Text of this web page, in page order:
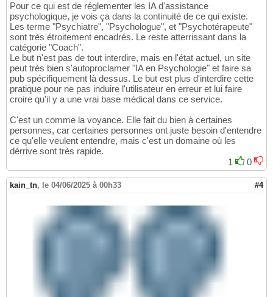
Pour ce qui est de réglementer les IA d'assistance
psychologique, je vois ça dans la continuité de ce qui existe.
Les terme "Psychiatre", "Psychologue", et "Psychotérapeute"
sont très étroitement encadrés. Le reste atterrissant dans la
catégorie "Coach".
Le but n'est pas de tout interdire, mais en l'état actuel, un site
peut très bien s'autoproclamer "IA en Psychologie" et faire sa
pub spécifiquement là dessus. Le but est plus d'interdire cette
pratique pour ne pas induire l'utilisateur en erreur et lui faire
croire qu'il y a une vrai base médical dans ce service.
C'est un comme la voyance. Elle fait du bien à certaines
personnes, car certaines personnes ont juste besoin d'entendre
ce qu'elle veulent entendre, mais c'est un domaine où les
dérrive sont très rapide.
1
0
kain_tn, le 04/06/2025 à 00h33 #4